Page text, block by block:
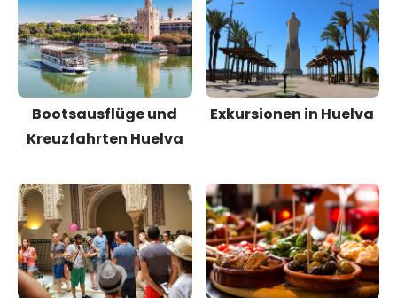
Bootsausflüge und
Kreuzfahrten Huelva
Exkursionen in Huelva